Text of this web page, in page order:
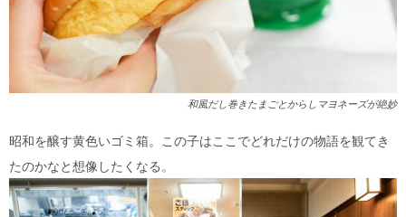
和風だし巻きたまごとからしマヨネーズが絶妙
昭和を醸す黄色いゴミ箱。この子はここでどれだけの物語を観てき
たのかなと想像したくなる。